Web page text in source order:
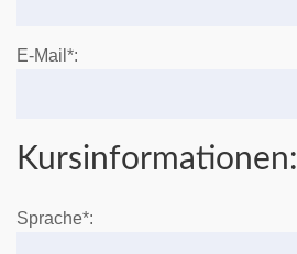
E-Mail*:
Kursinformationen:
Sprache*: